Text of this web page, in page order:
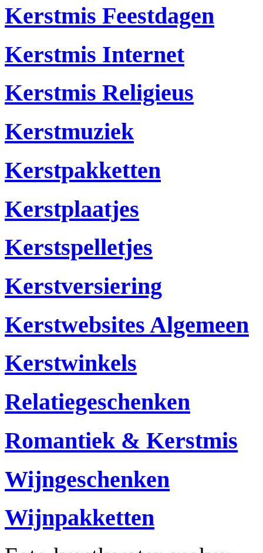
Kerstmis Feestdagen
Kerstmis Internet
Kerstmis Religieus
Kerstmuziek
Kerstpakketten
Kerstplaatjes
Kerstspelletjes
Kerstversiering
Kerstwebsites Algemeen
Kerstwinkels
Relatiegeschenken
Romantiek & Kerstmis
Wijngeschenken
Wijnpakketten